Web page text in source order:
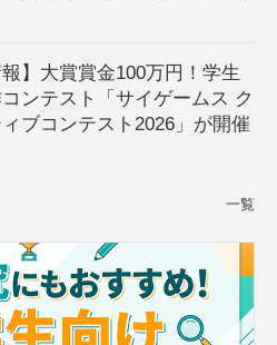
報】大賞賞金100万円！学生
ンテスト「サイゲームス ク
ブコンテスト2026」が開催
一覧